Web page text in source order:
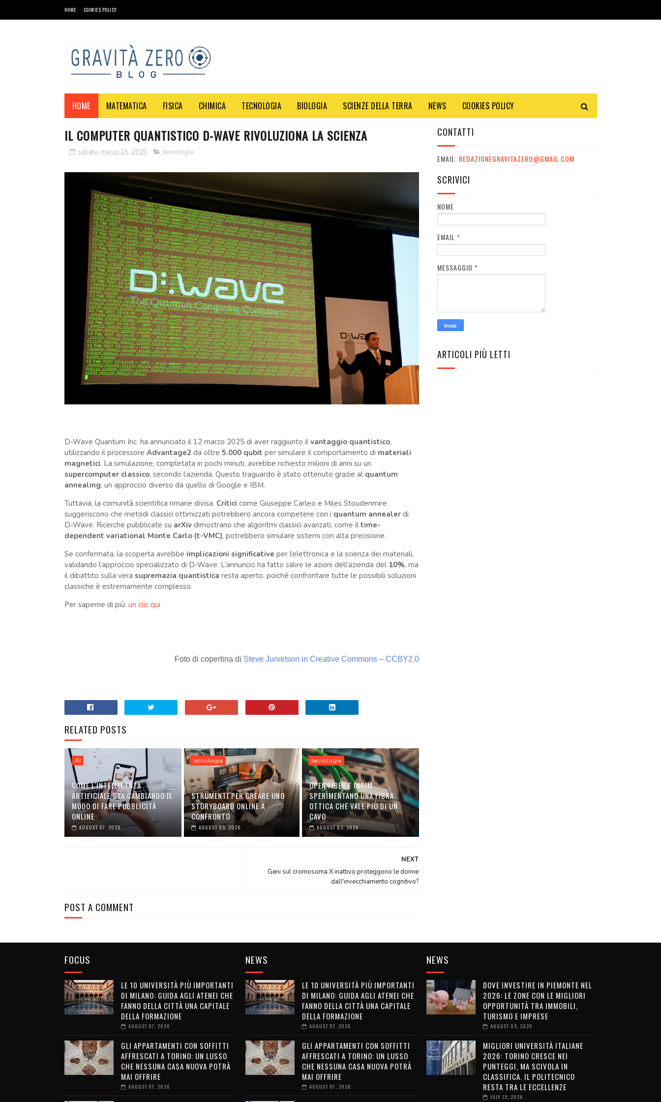
HOME COOKIES POLICY
HOME MATEMATICA FISICA CHIMICA TECNOLOGIA BIOLOGIA SCIENZE DELLA TERRA NEWS COOKIES POLICY
IL COMPUTER QUANTISTICO D-WAVE RIVOLUZIONA LA SCIENZA
sabato, marzo 15, 2025 tecnologia
D-Wave Quantum Inc. ha annunciato il 12 marzo 2025 di aver raggiunto il vantaggio quantistico,
utilizzando il processore Advantage2da oltre 5.000 qubit per simulare il comportamento di materiali
magnetici. La simulazione, completata in pochi minuti, avrebbe richiesto milioni di anni su un
supercomputer classico, secondo l’azienda. Questo traguardo è stato ottenuto grazie al quantum
annealing, un approccio diverso da quello di Google e IBM.
Tuttavia, la comunità scientifica rimane divisa. Critici come Giuseppe Carleo e Miles Stoudenmire
suggeriscono che metodi classici ottimizzati potrebbero ancora competere con i quantum annealerdi
D-Wave. Ricerche pubblicate su arXivdimostrano che algoritmi classici avanzati, come il time-
dependent variational Monte Carlo (t-VMC), potrebbero simulare sistemi con alta precisione.
Se confermata, la scoperta avrebbe implicazioni significative per l’elettronica e la scienza dei materiali,
validando l’approccio specializzato di D-Wave. L’annuncio ha fatto salire le azioni dell’azienda del 10%, ma
il dibattito sulla vera supremazia quantistica resta aperto, poiché confrontare tutte le possibili soluzioni
classiche è estremamente complesso.
Per saperne di più: un clic qui
Foto di copertina di Steve Jurvetson in Creative Commons –CCBY2.0
RELATED POSTS
AI
COME L'INTELLIGENZA
ARTIFICIALE STA CAMBIANDO IL
MODO DI FARE PUBBLICITÀ
ONLINE
AUGUST 07, 2026
tecnologia
STRUMENTI PER CREARE UNO
STORYBOARD ONLINE A
CONFRONTO
AUGUST 05, 2026
tecnologia
OPEN FIBER E INRIM
SPERIMENTANO UNA FIBRA
OTTICA CHE VALE PIÙ DI UN
CAVO
AUGUST 03, 2026
NEXT
Geni sul cromosoma X inattivo proteggono le donne
dall'invecchiamento cognitivo?
POST A COMMENT
CONTATTI
EMAIL: REDAZIONEGRAVITAZERO@GMAIL.COM
SCRIVICI
NOME
EMAIL *
MESSAGGIO *
ARTICOLI PIÙ LETTI
FOCUS
LE 10 UNIVERSITÀ PIÙ IMPORTANTI
DI MILANO: GUIDA AGLI ATENEI CHE
FANNO DELLA CITTÀ UNA CAPITALE
DELLA FORMAZIONE
AUGUST 07, 2026
GLI APPARTAMENTI CON SOFFITTI
AFFRESCATI A TORINO: UN LUSSO
CHE NESSUNA CASA NUOVA POTRÀ
MAI OFFRIRE
AUGUST 07, 2026
NEWS
LE 10 UNIVERSITÀ PIÙ IMPORTANTI
DI MILANO: GUIDA AGLI ATENEI CHE
FANNO DELLA CITTÀ UNA CAPITALE
DELLA FORMAZIONE
AUGUST 07, 2026
GLI APPARTAMENTI CON SOFFITTI
AFFRESCATI A TORINO: UN LUSSO
CHE NESSUNA CASA NUOVA POTRÀ
MAI OFFRIRE
AUGUST 07, 2026
NEWS
DOVE INVESTIRE IN PIEMONTE NEL
2026: LE ZONE CON LE MIGLIORI
OPPORTUNITÀ TRA IMMOBILI,
TURISMO E IMPRESE
AUGUST 03, 2026
MIGLIORI UNIVERSITÀ ITALIANE
2026: TORINO CRESCE NEI
PUNTEGGI, MA SCIVOLA IN
CLASSIFICA. IL POLITECNICO
RESTA TRA LE ECCELLENZE
JULY 15, 2026